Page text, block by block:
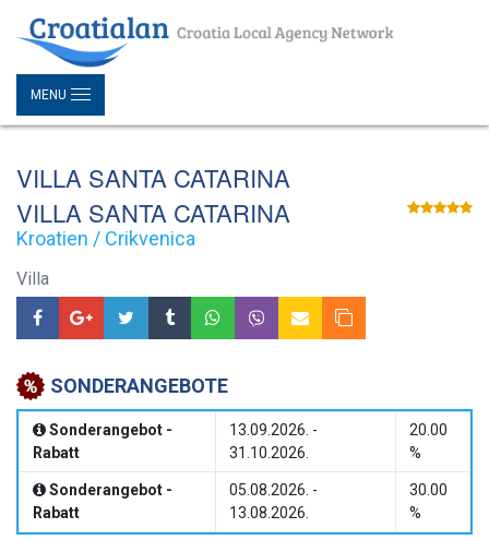
MENU
VILLA SANTA CATARINA
VILLA SANTA CATARINA
Kroatien / Crikvenica
Villa
SONDERANGEBOTE
Sonderangebot -
Rabatt
13.09.2026. -
31.10.2026.
20.00
%
Sonderangebot -
Rabatt
05.08.2026. -
13.08.2026.
30.00
%